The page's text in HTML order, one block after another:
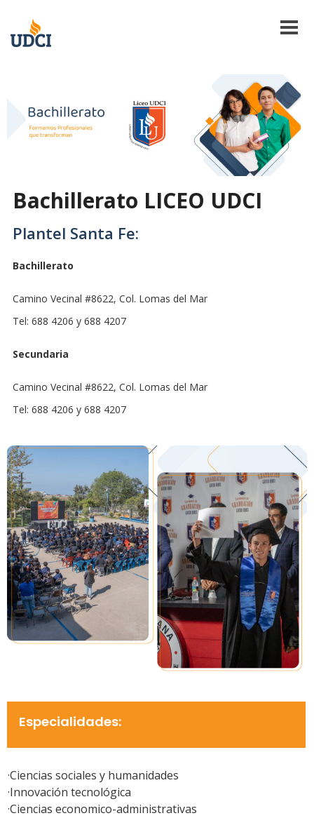
Bachillerato LICEO UDCI
Plantel Santa Fe:
Bachillerato
Camino Vecinal #8622, Col. Lomas del Mar
Tel: 688 4206 y 688 4207
Secundaria
Camino Vecinal #8622, Col. Lomas del Mar
Tel: 688 4206 y 688 4207
Especialidades:
·Ciencias sociales y humanidades
·Innovación tecnológica
·Ciencias economico-administrativas